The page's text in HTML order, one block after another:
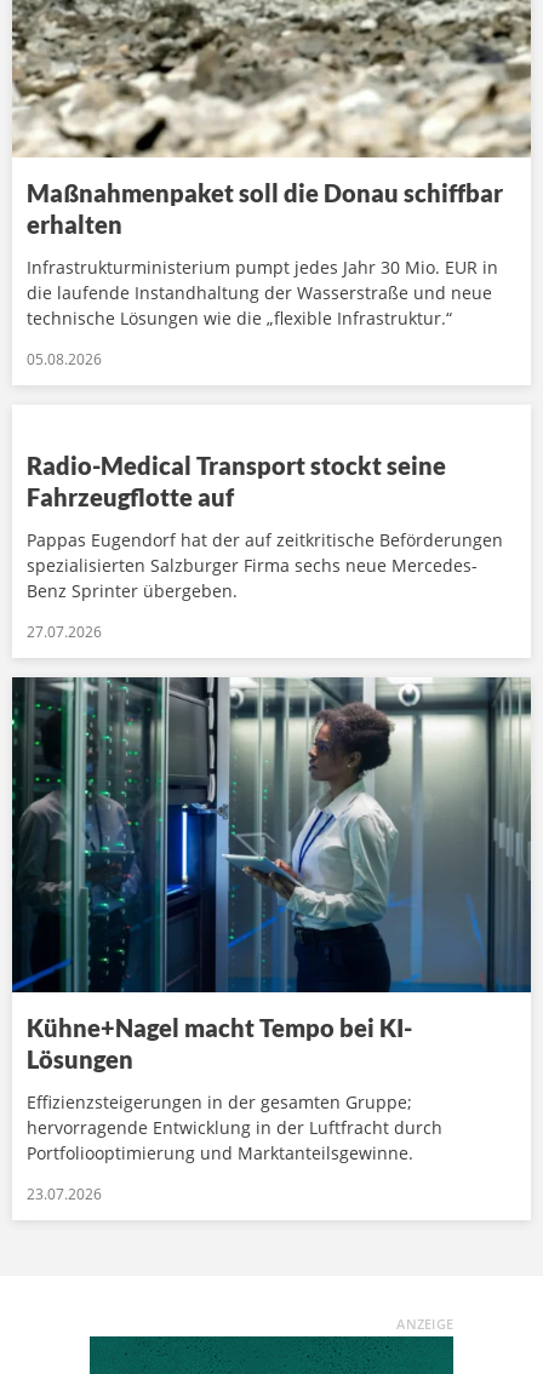
Maßnahmenpaket soll die Donau schiffbar
erhalten
Infrastrukturministerium pumpt jedes Jahr 30 Mio. EUR in
die laufende Instandhaltung der Wasserstraße und neue
technische Lösungen wie die „flexible Infrastruktur.“
05.08.2026
Radio-Medical Transport stockt seine
Fahrzeugflotte auf
Pappas Eugendorf hat der auf zeitkritische Beförderungen
spezialisierten Salzburger Firma sechs neue Mercedes-
Benz Sprinter übergeben.
27.07.2026
Kühne+Nagel macht Tempo bei KI-
Lösungen
Effizienzsteigerungen in der gesamten Gruppe;
hervorragende Entwicklung in der Luftfracht durch
Portfoliooptimierung und Marktanteilsgewinne.
23.07.2026
ANZEIGE